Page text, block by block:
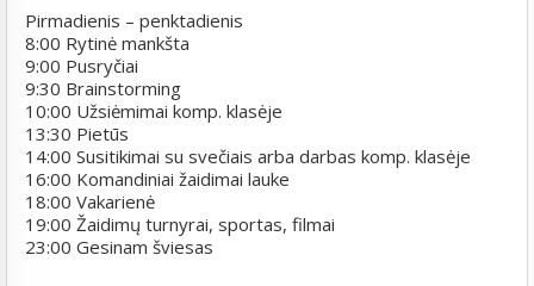
Pirmadienis – penktadienis
8:00 Rytinė mankšta
9:00 Pusryčiai
9:30 Brainstorming
10:00 Užsiėmimai komp. klasėje
13:30 Pietūs
14:00 Susitikimai su svečiais arba darbas komp. klasėje
16:00 Komandiniai žaidimai lauke
18:00 Vakarienė
19:00 Žaidimų turnyrai, sportas, filmai
23:00 Gesinam šviesas